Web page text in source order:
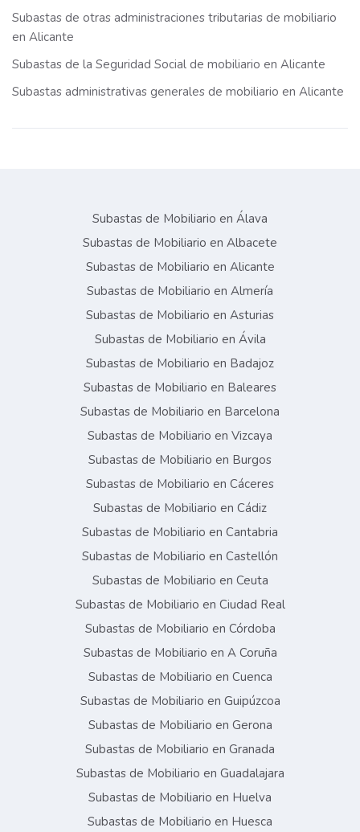
Subastas de otras administraciones tributarias de mobiliario
en Alicante
Subastas de la Seguridad Social de mobiliario en Alicante
Subastas administrativas generales de mobiliario en Alicante
Subastas de Mobiliario en Álava
Subastas de Mobiliario en Albacete
Subastas de Mobiliario en Alicante
Subastas de Mobiliario en Almería
Subastas de Mobiliario en Asturias
Subastas de Mobiliario en Ávila
Subastas de Mobiliario en Badajoz
Subastas de Mobiliario en Baleares
Subastas de Mobiliario en Barcelona
Subastas de Mobiliario en Vizcaya
Subastas de Mobiliario en Burgos
Subastas de Mobiliario en Cáceres
Subastas de Mobiliario en Cádiz
Subastas de Mobiliario en Cantabria
Subastas de Mobiliario en Castellón
Subastas de Mobiliario en Ceuta
Subastas de Mobiliario en Ciudad Real
Subastas de Mobiliario en Córdoba
Subastas de Mobiliario en A Coruña
Subastas de Mobiliario en Cuenca
Subastas de Mobiliario en Guipúzcoa
Subastas de Mobiliario en Gerona
Subastas de Mobiliario en Granada
Subastas de Mobiliario en Guadalajara
Subastas de Mobiliario en Huelva
Subastas de Mobiliario en Huesca